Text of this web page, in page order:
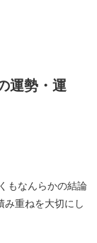
運勢・運
もなんらかの結論
み重ねを大切にし